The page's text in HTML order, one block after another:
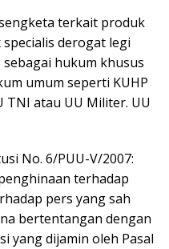
terkait produk
derogat legi
hukum khusus
umum seperti KUHP
TNI atau UU Militer. UU
No. 6/PUU-V/2007:
terhadap
pers yang sah
bertentangan dengan
yang dijamin oleh Pasal